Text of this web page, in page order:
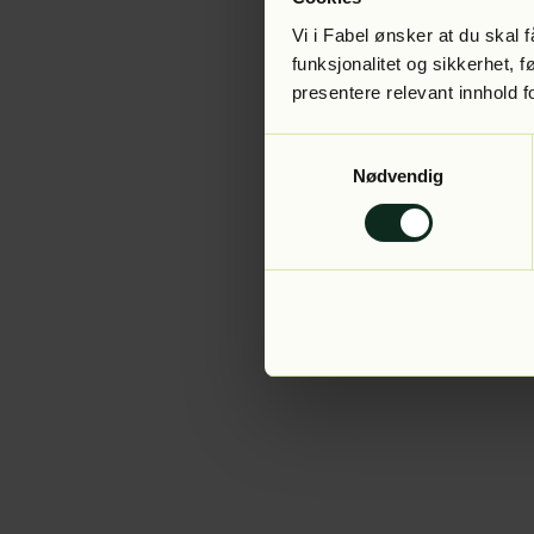
Vi i Fabel ønsker at du skal
funksjonalitet og sikkerhet,
presentere relevant innhold
Nødvendig
Application